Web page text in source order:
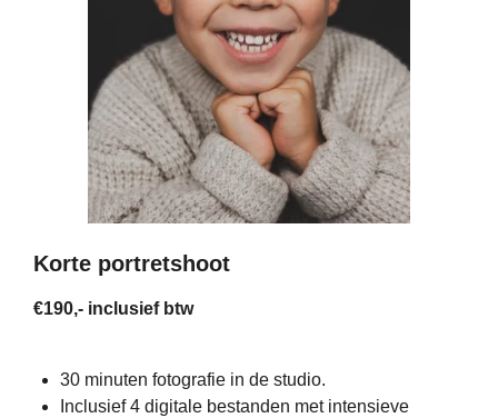
Korte portretshoot
€190,- inclusief btw
30 minuten fotografie in de studio.
Inclusief 4 digitale bestanden met intensieve